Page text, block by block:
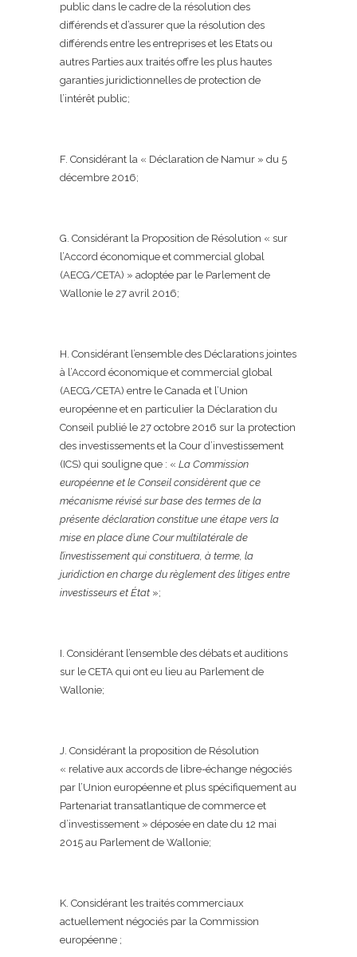
public dans le cadre de la résolution des
différends et d’assurer que la résolution des
différends entre les entreprises et les Etats ou
autres Parties aux traités offre les plus hautes
garanties juridictionnelles de protection de
l’intérêt public;
F. Considérant la « Déclaration de Namur » du 5
décembre 2016;
G. Considérant la Proposition de Résolution « sur
l’Accord économique et commercial global
(AECG/CETA) » adoptée par le Parlement de
Wallonie le 27 avril 2016;
H. Considérant l’ensemble des Déclarations jointes
à l’Accord économique et commercial global
(AECG/CETA) entre le Canada et l’Union
européenne et en particulier la Déclaration du
Conseil publié le 27 octobre 2016 sur la protection
des investissements et la Cour d’investissement
(ICS) qui souligne que : « La Commission
européenne et le Conseil considèrent que ce
mécanisme révisé sur base des termes de la
présente déclaration constitue une étape vers la
mise en place d’une Cour multilatérale de
l’investissement qui constituera, à terme, la
juridiction en charge du règlement des litiges entre
investisseurs et État »;
I. Considérant l’ensemble des débats et auditions
sur le CETA qui ont eu lieu au Parlement de
Wallonie;
J. Considérant la proposition de Résolution
« relative aux accords de libre-échange négociés
par l’Union européenne et plus spécifiquement au
Partenariat transatlantique de commerce et
d’investissement » déposée en date du 12 mai
2015 au Parlement de Wallonie;
K. Considérant les traités commerciaux
actuellement négociés par la Commission
européenne ;